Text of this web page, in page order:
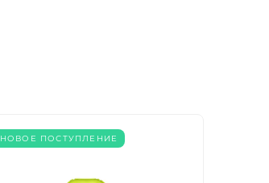
НОВОЕ ПОСТУПЛЕНИЕ